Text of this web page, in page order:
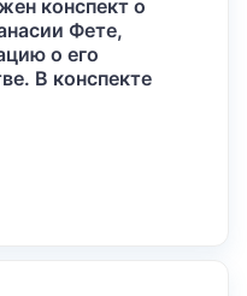
конспект о
Фете,
о его
В конспекте